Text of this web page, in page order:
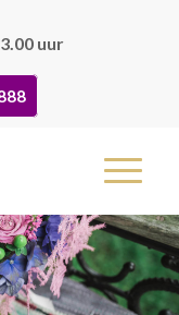
uur